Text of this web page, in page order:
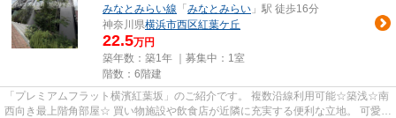
みなとみらい線 「 みなとみらい 」駅 徒歩16分
神奈川県横浜市西区紅葉ケ丘
22.5万円
築年数：築1年 ｜募集中： 1室
階数：6階建
「プレミアムフラット横濱紅葉坂」のご紹介です。 複数沿線利用可能☆築浅☆南
西向き最上階角部屋☆ 買い物施設や飲食店が近隣に充実する便利な立地。 可愛い